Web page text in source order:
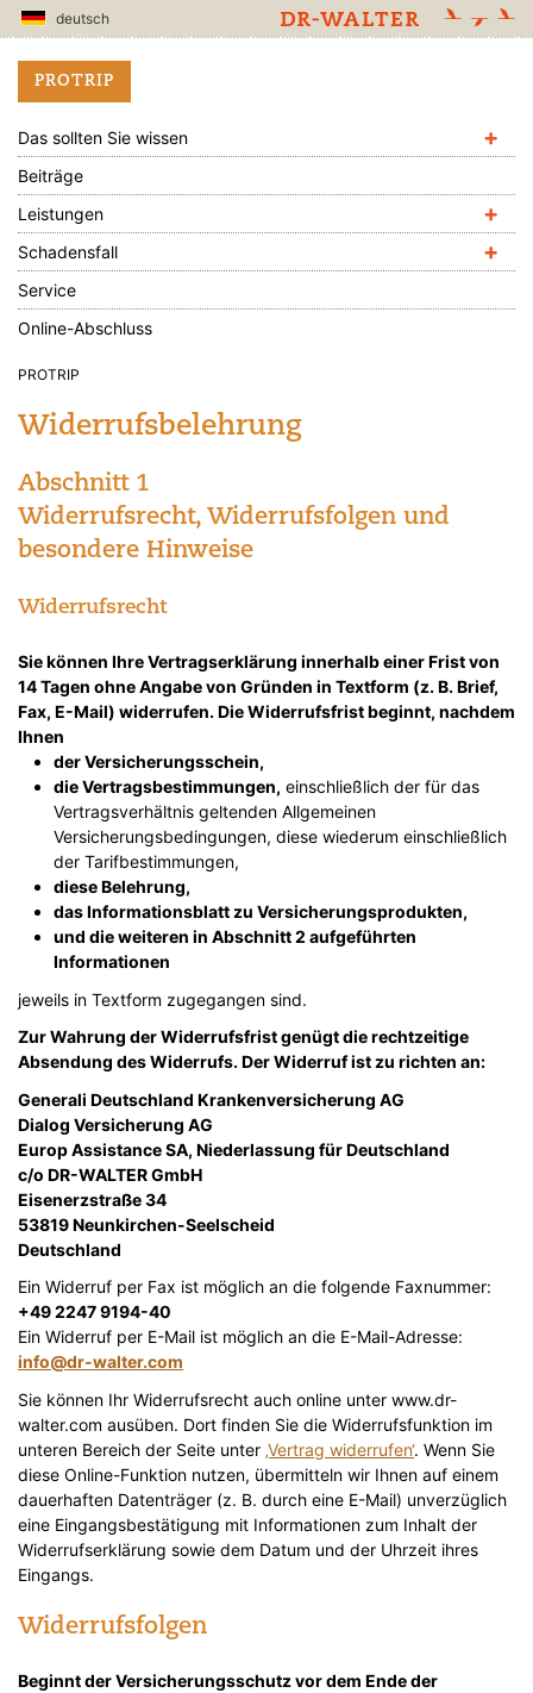
deutsch
PROTRIP
Das sollten Sie wissen +
Beiträge
Leistungen
+
Schadensfall +
Service
Online-Abschluss
PROTRIP
Widerrufsbelehrung
Abschnitt 1
Widerrufsrecht, Widerrufsfolgen und
besondere Hinweise
Widerrufsrecht
Sie können Ihre Vertragserklärung innerhalb einer Frist von
14 Tagen ohne Angabe von Gründen in Textform (z. B. Brief,
Fax, E-Mail) widerrufen. Die Widerrufsfrist beginnt, nachdem
Ihnen
der Versicherungsschein,
die Vertragsbestimmungen, einschließlich der für das
Vertragsverhältnis geltenden Allgemeinen
Versicherungsbedingungen, diese wiederum einschließlich
der Tarifbestimmungen,
diese Belehrung,
das Informationsblatt zu Versicherungsprodukten,
und die weiteren in Abschnitt 2 aufgeführten
Informationen
jeweils in Textform zugegangen sind.
Zur Wahrung der Widerrufsfrist genügt die rechtzeitige
Absendung des Widerrufs. Der Widerruf ist zu richten an:
Generali Deutschland Krankenversicherung AG
Dialog Versicherung AG
Europ Assistance SA, Niederlassung für Deutschland
c/o DR-WALTER GmbH
Eisenerzstraße 34
53819 Neunkirchen-Seelscheid
Deutschland
Ein Widerruf per Fax ist möglich an die folgende Faxnummer:
+49 2247 9194-40
Ein Widerruf per E-Mail ist möglich an die E-Mail-Adresse:
info@dr-walter.com
Sie können Ihr Widerrufsrecht auch online unter www.dr-
walter.com ausüben. Dort finden Sie die Widerrufsfunktion im
unteren Bereich der Seite unter ‚Vertrag widerrufen‘. Wenn Sie
diese Online-Funktion nutzen, übermitteln wir Ihnen auf einem
dauerhaften Datenträger (z. B. durch eine E-Mail) unverzüglich
eine Eingangsbestätigung mit Informationen zum Inhalt der
Widerrufserklärung sowie dem Datum und der Uhrzeit ihres
Eingangs.
Widerrufsfolgen
Beginnt der Versicherungsschutz vor dem Ende der